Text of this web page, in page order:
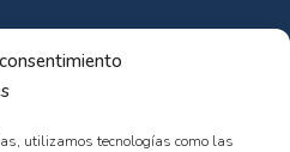
utilizamos tecnologías como las